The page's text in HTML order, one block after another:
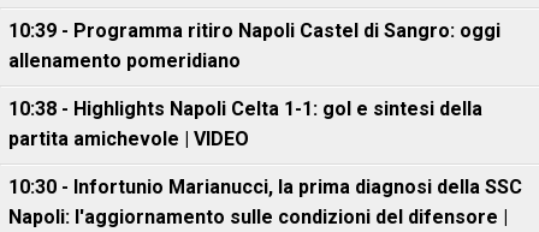
10:39 - Programma ritiro Napoli Castel di Sangro: oggi
allenamento pomeridiano
10:38 - Highlights Napoli Celta 1-1: gol e sintesi della
partita amichevole | VIDEO
10:30 - Infortunio Marianucci, la prima diagnosi della SSC
Napoli: l'aggiornamento sulle condizioni del difensore |